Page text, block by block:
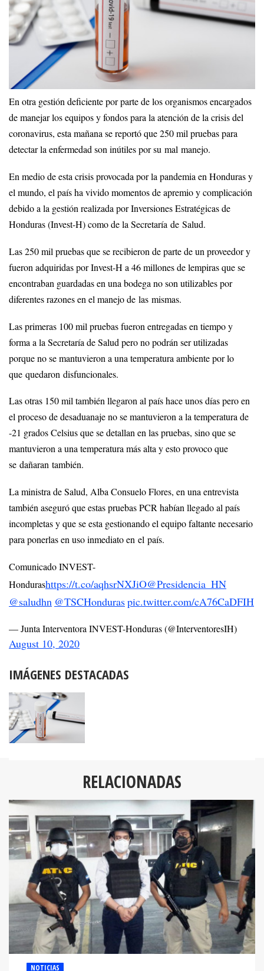
En otra gestión deficiente por parte de los organismos encargados
de manejar los equipos y fondos para la atención de la crisis del
coronavirus, esta mañana se reportó que 250 mil pruebas para
detectar la enfermedad son inútiles por su mal manejo.
En medio de esta crisis provocada por la pandemia en Honduras y
el mundo, el país ha vivido momentos de apremio y complicación
debido a la gestión realizada por Inversiones Estratégicas de
Honduras (Invest-H) como de la Secretaría de Salud.
Las 250 mil pruebas que se recibieron de parte de un proveedor y
fueron adquiridas por Invest-H a 46 millones de lempiras que se
encontraban guardadas en una bodega no son utilizables por
diferentes razones en el manejo de las mismas.
Las primeras 100 mil pruebas fueron entregadas en tiempo y
forma a la Secretaría de Salud pero no podrán ser utilizadas
porque no se mantuvieron a una temperatura ambiente por lo
que quedaron disfuncionales.
Las otras 150 mil también llegaron al país hace unos días pero en
el proceso de desaduanaje no se mantuvieron a la temperatura de
-21 grados Celsius que se detallan en las pruebas, sino que se
mantuvieron a una temperatura más alta y esto provoco que
se dañaran también.
La ministra de Salud, Alba Consuelo Flores, en una entrevista
también aseguró que estas pruebas PCR habían llegado al país
incompletas y que se esta gestionando el equipo faltante necesario
para ponerlas en uso inmediato en el país.
Comunicado INVEST-
Hondurashttps://t.co/aqhsrNXJiO@Presidencia_HN
@saludhn @TSCHonduraspic.twitter.com/cA76CaDFIH
— Junta Interventora INVEST-Honduras (@InterventoresIH)
August 10, 2020
IMÁGENES DESTACADAS
RELACIONADAS
NOTICIAS